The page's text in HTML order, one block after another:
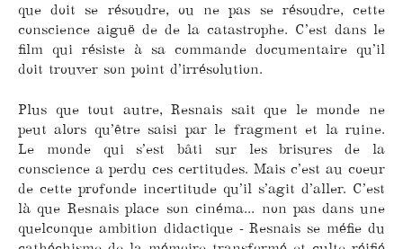
que doit se résoudre, ou ne pas se résoudre, cette
conscience aiguë de de la catastrophe. C’est dans le
film qui résiste à sa commande documentaire qu’il
doit trouver son point d’irrésolution.
Plus que tout autre, Resnais sait que le monde ne
peut alors qu’être saisi par le fragment et la ruine.
Le monde qui s’est bâti sur les brisures de la
conscience a perdu ces certitudes. Mais c’est au coeur
de cette profonde incertitude qu’il s’agit d’aller. C’est
là que Resnais place son cinéma... non pas dans une
quelconque ambition didactique - Resnais se méfie du